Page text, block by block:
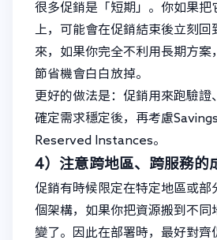
很多促銷是「短期」。你如果把
上，可能會在促銷結束後立刻
來，如果你完全不利用長期方案
節省機會白白放掉。
更好的做法是：促銷用來跑驗證
確定需求穩定後，再考慮
Reserved Instances。
4）注意跨地區、跨服務的
促銷有時候限定在特定地區或部
個架構，如果你把資源搬到不同
變了。因此在部署時，最好對齊